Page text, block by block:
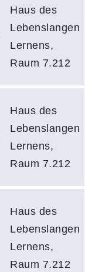
Haus des
Lebenslangen
Lernens,
Raum 7.212
Haus des
Lebenslangen
Lernens,
Raum 7.212
Haus des
Lebenslangen
Lernens,
Raum 7.212